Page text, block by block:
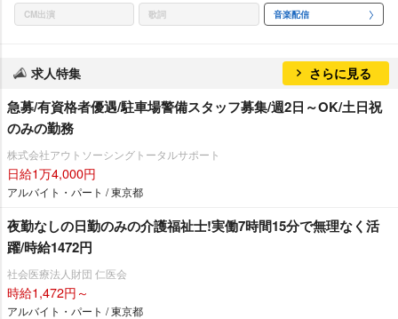
CM出演 歌詞 音楽配信
求人特集 さらに見る
急募/有資格者優遇/駐車場警備スタッフ募集/週2日～OK/土日祝
のみの勤務
株式会社アウトソーシングトータルサポート
日給1万4,000円
アルバイト・パート / 東京都
夜勤なしの日勤のみの介護福祉士!実働7時間15分で無理なく活
躍/時給1472円
社会医療法人財団 仁医会
時給1,472円～
アルバイト・パート / 東京都